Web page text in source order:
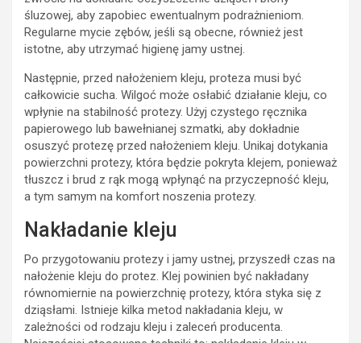
śluzowej, aby zapobiec ewentualnym podrażnieniom.
Regularne mycie zębów, jeśli są obecne, również jest
istotne, aby utrzymać higienę jamy ustnej.
Następnie, przed nałożeniem kleju, proteza musi być
całkowicie sucha. Wilgoć może osłabić działanie kleju, co
wpłynie na stabilność protezy. Użyj czystego ręcznika
papierowego lub bawełnianej szmatki, aby dokładnie
osuszyć protezę przed nałożeniem kleju. Unikaj dotykania
powierzchni protezy, która będzie pokryta klejem, ponieważ
tłuszcz i brud z rąk mogą wpłynąć na przyczepność kleju,
a tym samym na komfort noszenia protezy.
Nakładanie kleju
Po przygotowaniu protezy i jamy ustnej, przyszedł czas na
nałożenie kleju do protez. Klej powinien być nakładany
równomiernie na powierzchnię protezy, która styka się z
dziąsłami. Istnieje kilka metod nakładania kleju, w
zależności od rodzaju kleju i zaleceń producenta.